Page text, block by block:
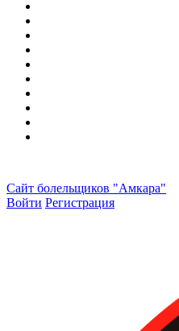
Сайт болельщиков "Амкара"
Войти Регистрация